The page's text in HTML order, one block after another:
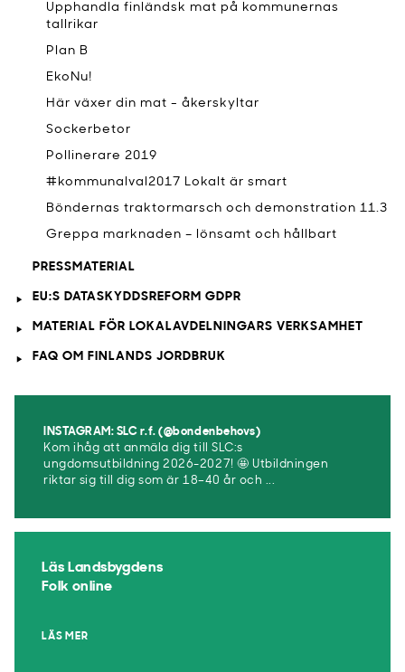
Upphandla finländsk mat på kommunernas
tallrikar
Plan B
EkoNu!
Här växer din mat - åkerskyltar
Sockerbetor
Pollinerare 2019
#kommunalval2017 Lokalt är smart
Böndernas traktormarsch och demonstration 11.3
Greppa marknaden – lönsamt och hållbart
PRESSMATERIAL
EU:S DATASKYDDSREFORM GDPR
MATERIAL FÖR LOKALAVDELNINGARS VERKSAMHET
FAQ OM FINLANDS JORDBRUK
INSTAGRAM: SLC r.f. (@bondenbehovs)
Kom ihåg att anmäla dig till SLC:s
ungdomsutbildning 2026-2027! 🤩 Utbildningen
riktar sig till dig som är 18–40 år och ...
Läs Landsbygdens
Folk online
LÄS MER